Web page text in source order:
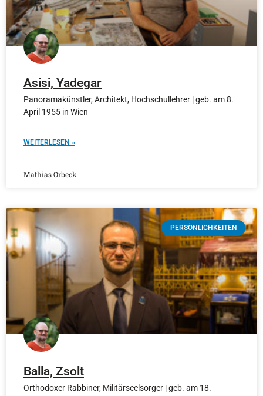
Asisi, Yadegar
Panoramakünstler, Architekt, Hochschullehrer | geb. am 8.
April 1955 in Wien
WEITERLESEN »
Mathias Orbeck
PERSÖNLICHKEITEN
Balla, Zsolt
Orthodoxer Rabbiner, Militärseelsorger | geb. am 18.